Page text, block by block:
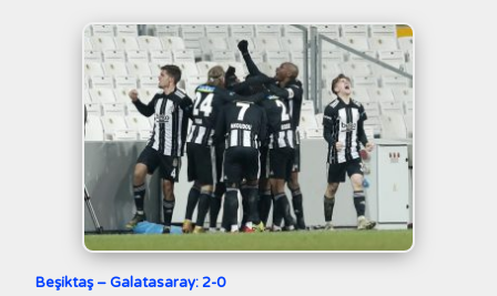
Beşiktaş – Galatasaray: 2-0